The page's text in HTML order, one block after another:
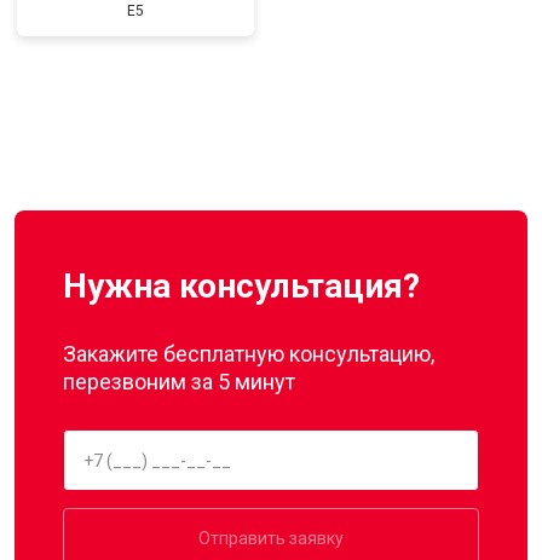
E5
Нужна консультация?
Закажите бесплатную консультацию,
перезвоним за 5 минут
Отправить заявку